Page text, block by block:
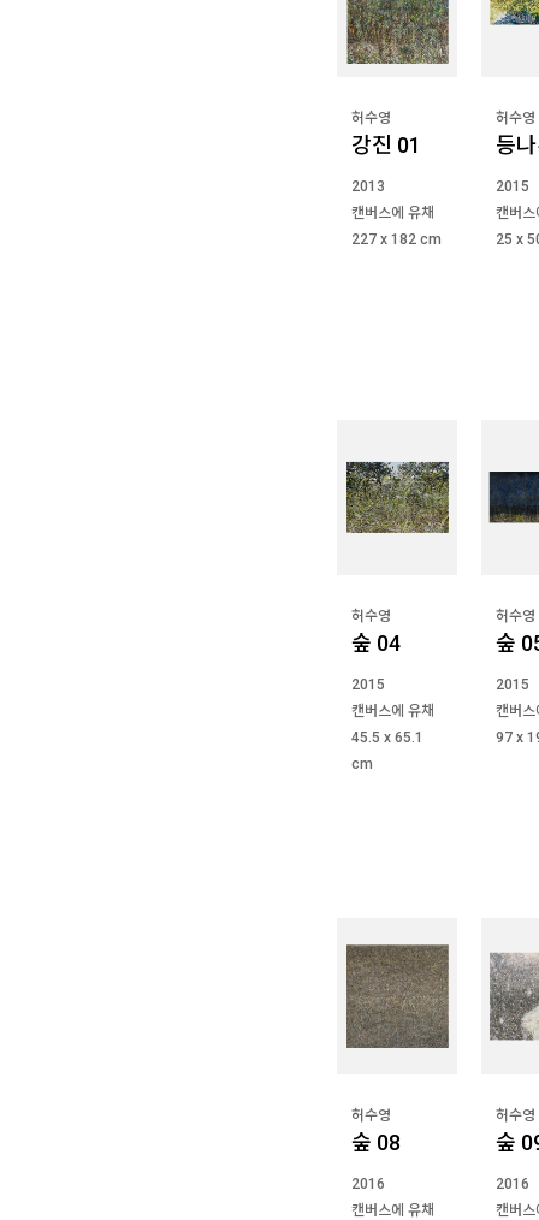
허수영
강진 01
2013
캔버스에 유채
227 x 182 cm
허수영
등
2015
캔버스
25 x
허수영
숲 04
2015
캔버스에 유채
45.5 x 65.1
cm
허수영
숲
2015
캔버스
97 x
허수영
숲 08
2016
캔버스에 유채
허수영
숲
2016
캔버스